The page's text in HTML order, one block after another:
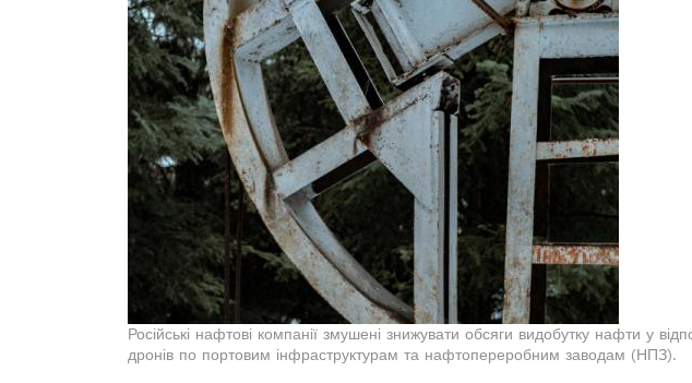
Російські нафтові компанії змушені знижувати обсяги видобутку нафти у
дронів по портовим інфраструктурам та нафтопереробним заводам (НПЗ).